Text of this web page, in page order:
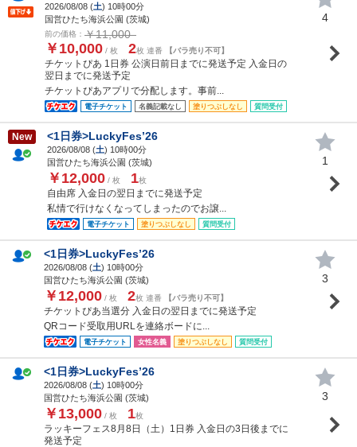
2026/08/08 (土) 10時00分
国営ひたち海浜公園 (茨城)
前の価格： ￥11,000
￥10,000 / 枚 2枚 連番 【バラ売り不可】
チケットぴあ 1日券 公演日前日までに発送予定 入金日の
翌日までに発送予定
チケットぴあアプリで分配します。事前...
電子チケット 名義記載なし 塗りつぶしなし 質問受付
4
New <1日券>LuckyFes’26
2026/08/08 (土) 10時00分
国営ひたち海浜公園 (茨城)
￥12,000 / 枚 1枚
自由席 入金日の翌日までに発送予定
私情で行けなくなってしまったのでお譲...
電子チケット 塗りつぶしなし 質問受付
1
<1日券>LuckyFes’26
2026/08/08 (土) 10時00分
国営ひたち海浜公園 (茨城)
￥12,000 / 枚 2枚 連番 【バラ売り不可】
チケットぴあ当選分 入金日の翌日までに発送予定
QRコード受取用URLを連絡ボードに...
電子チケット 女性名義 塗りつぶしなし 質問受付
3
<1日券>LuckyFes’26
2026/08/08 (土) 10時00分
国営ひたち海浜公園 (茨城)
￥13,000 / 枚 1枚
ラッキーフェス8月8日（土）1日券 入金日の3日後までに
発送予定
3